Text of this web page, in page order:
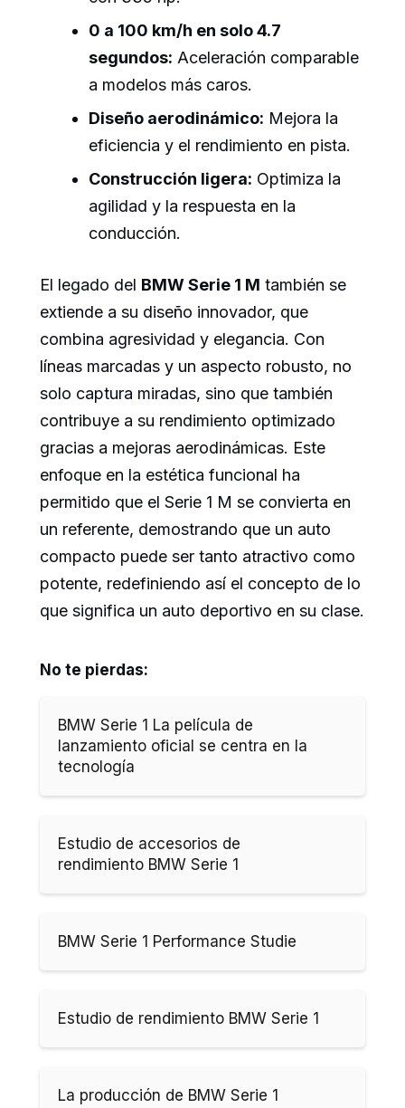
0 a 100 km/h en solo 4.7
segundos: Aceleración comparable
a modelos más caros.
Diseño aerodinámico: Mejora la
eficiencia y el rendimiento en pista.
Construcción ligera: Optimiza la
agilidad y la respuesta en la
conducción.
El legado del BMW Serie 1 M también se
extiende a su diseño innovador, que
combina agresividad y elegancia. Con
líneas marcadas y un aspecto robusto, no
solo captura miradas, sino que también
contribuye a su rendimiento optimizado
gracias a mejoras aerodinámicas. Este
enfoque en la estética funcional ha
permitido que el Serie 1 M se convierta en
un referente, demostrando que un auto
compacto puede ser tanto atractivo como
potente, redefiniendo así el concepto de lo
que significa un auto deportivo en su clase.
No te pierdas:
BMW Serie 1 La película de
lanzamiento oficial se centra en la
tecnología
Estudio de accesorios de
rendimiento BMW Serie 1
BMW Serie 1 Performance Studie
Estudio de rendimiento BMW Serie 1
La producción de BMW Serie 1